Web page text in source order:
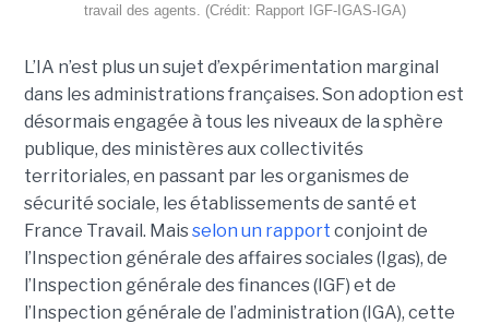
travail des agents. (Crédit: Rapport IGF-IGAS-IGA)
L’IA n’est plus un sujet d’expérimentation marginal
dans les administrations françaises. Son adoption est
désormais engagée à tous les niveaux de la sphère
publique, des ministères aux collectivités
territoriales, en passant par les organismes de
sécurité sociale, les établissements de santé et
France Travail. Maisselon un rapport conjoint de
l’Inspection générale des affaires sociales (Igas), de
l’Inspection générale des finances (IGF) et de
l’Inspection générale de l’administration (IGA), cette